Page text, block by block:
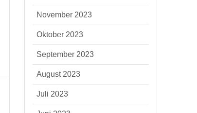
November 2023
Oktober 2023
September 2023
August 2023
Juli 2023